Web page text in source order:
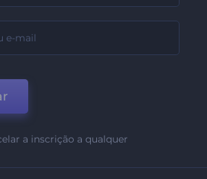
a inscrição a qualquer